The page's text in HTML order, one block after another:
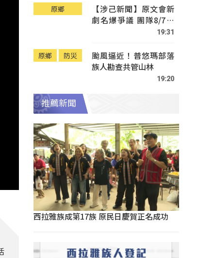
原鄉
【涉己新聞】原文會新
劇名爆爭議 團隊8/7赴
19:31
原鄉 防災
颱風逼近！普悠瑪部落
族人勘查共管山林
19:20
推薦新聞
西拉雅族成第17族 原民日慶賀正名成功